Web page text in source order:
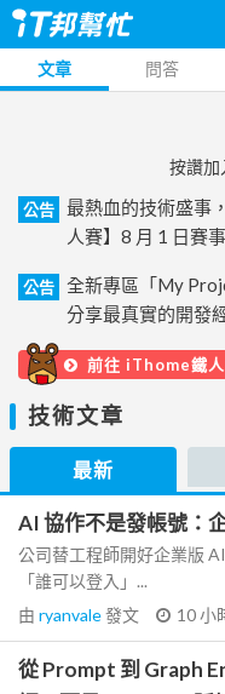
文章 問答
按讚加
公告
最熱血的技術盛事
人賽】8 月 1 日賽
公告
全新專區「My
分享最真實的開發
前往 iThome鐵
技術文章
最新
AI 協作不是發帳號：
公司替工程師開好企業版
「誰可以登入」...
由 ryanvale發文 10 小
從 Prompt 到 Graph